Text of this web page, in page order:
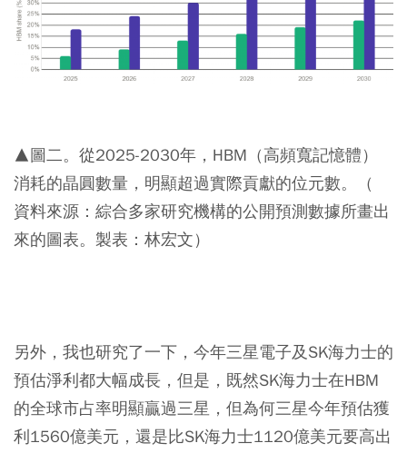
▲圖二。從2025-2030年，HBM（高頻寬記憶體）
消耗的晶圓數量，明顯超過實際貢獻的位元數。（
資料來源：綜合多家研究機構的公開預測數據所畫出
來的圖表。製表：林宏文）
另外，我也研究了一下，今年三星電子及SK海力士的
預估淨利都大幅成長，但是，既然SK海力士在HBM
的全球市占率明顯贏過三星，但為何三星今年預估獲
利1560億美元，還是比SK海力士1120億美元要高出